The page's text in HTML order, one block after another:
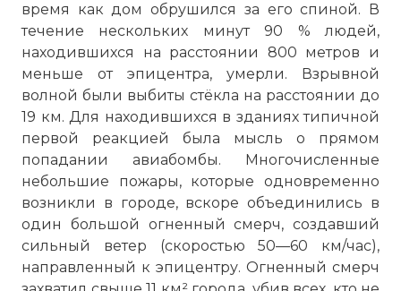
время как дом обрушился за его спиной. В
течение нескольких минут 90 % людей,
находившихся на расстоянии 800 метров и
меньше от эпицентра, умерли. Взрывной
волной были выбиты стёкла на расстоянии до
19 км. Для находившихся в зданиях типичной
первой реакцией была мысль о прямом
попадании авиабомбы. Многочисленные
небольшие пожары, которые одновременно
возникли в городе, вскоре объединились в
один большой огненный смерч, создавший
сильный ветер (скоростью 50—60 км/час),
направленный к эпицентру. Огненный смерч